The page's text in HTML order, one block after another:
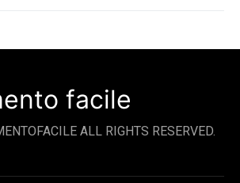
facile
ALL RIGHTS RESERVED.